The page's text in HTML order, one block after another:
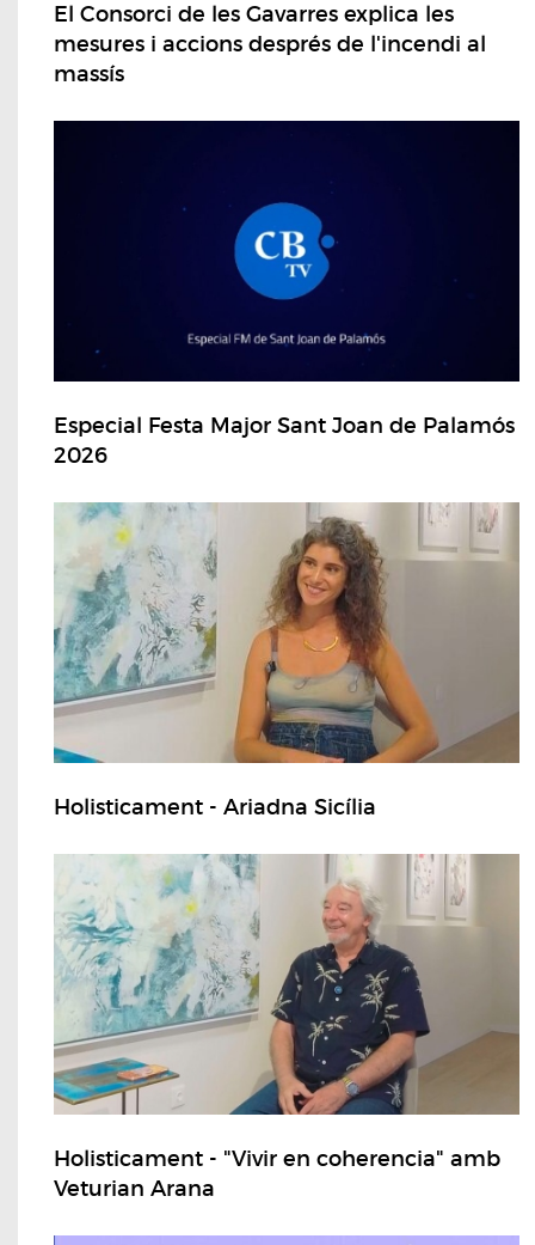
El Consorci de les Gavarres explica les
mesures i accions després de l'incendi al
massís
Especial Festa Major Sant Joan de Palamós
2026
Holisticament - Ariadna Sicília
Holisticament - "Vivir en coherencia" amb
Veturian Arana